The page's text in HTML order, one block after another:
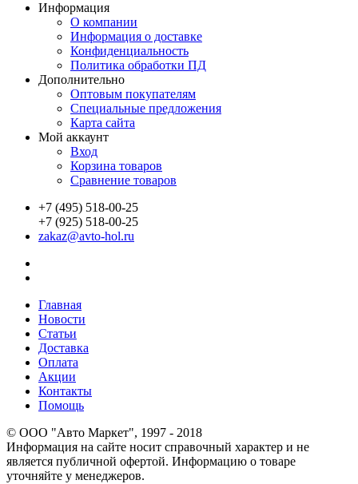
Информация
О компании
Информация о доставке
Конфиденциальность
Политика обработки ПД
Дополнительно
Оптовым покупателям
Специальные предложения
Карта сайта
Мой аккаунт
Вход
Корзина товаров
Сравнение товаров
+7 (495) 518-00-25
+7 (925) 518-00-25
zakaz@avto-hol.ru
Главная
Новости
Статьи
Доставка
Оплата
Акции
Контакты
Помощь
© OOO "Авто Маркет", 1997 - 2018
Информация на сайте носит справочный характер и не
является публичной офертой. Информацию о товаре
уточняйте у менеджеров.